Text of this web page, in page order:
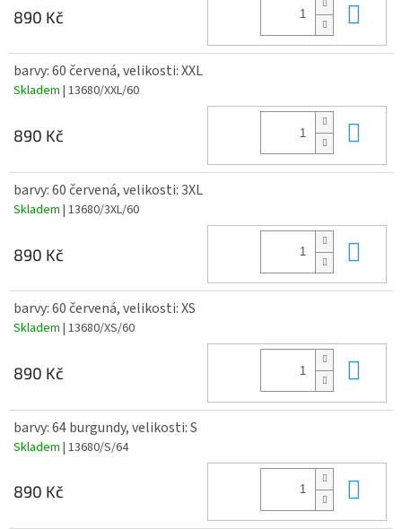
890 Kč
barvy: 60 červená, velikosti: XXL
Skladem | 13680/XXL/60
890 Kč
barvy: 60 červená, velikosti: 3XL
Skladem | 13680/3XL/60
890 Kč
barvy: 60 červená, velikosti: XS
Skladem | 13680/XS/60
890 Kč
barvy: 64 burgundy, velikosti: S
Skladem | 13680/S/64
890 Kč